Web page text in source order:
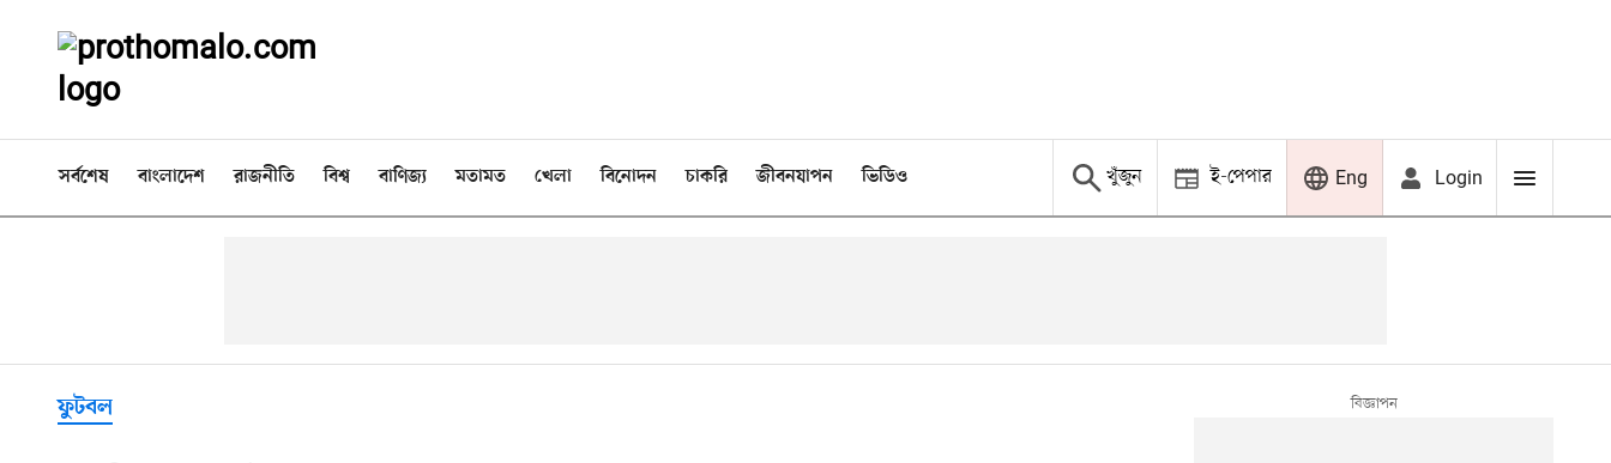
সর্বশেষ বাংলাদেশ রাজনীতি বিশ্ব বাণিজ্য মতামত খেলা বিনোদন চাকরি জীবনযাপন ভিডিও খুঁজুন ই-পেপার Eng Login
ফুটবল